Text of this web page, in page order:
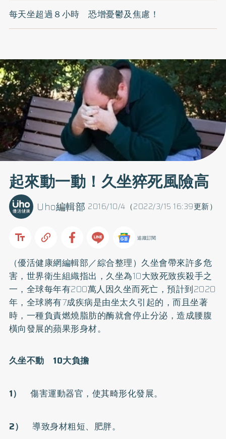
每天坐超過８小時 恐增憂鬱及焦慮！
起來動一動！久坐猝死風險高
2016/10/4（2022/3/15 16:39更新）
Uho編輯部
追蹤訂閱
（優活健康網編輯部／綜合整理）久坐會帶來許多危
害，世界衛生組織指出，久坐為10大致死致疾殺手之
一，全球每年有200萬人因久坐而死亡，預計到2020
年，全球將有7成疾病是由坐太久引起的，而且坐著
時，一種負責燃燒脂肪的酶就會停止分泌，造成腰腹
橫向發展的蘋果形身材。
久坐不動 10大負擔
1）傷害運動器官，使其畸形化發展。
2） 導致身材粗短、 肥胖。